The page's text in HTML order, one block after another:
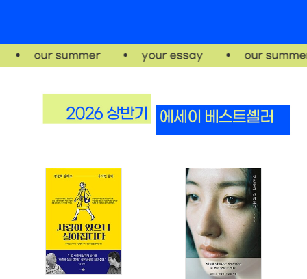
여름 에세이 문구
our summer your essay our summer